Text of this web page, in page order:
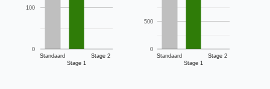
Standaard
Stage 1
Stage 2
0
100
Standaard
Stage 1
Stage 2
0
500